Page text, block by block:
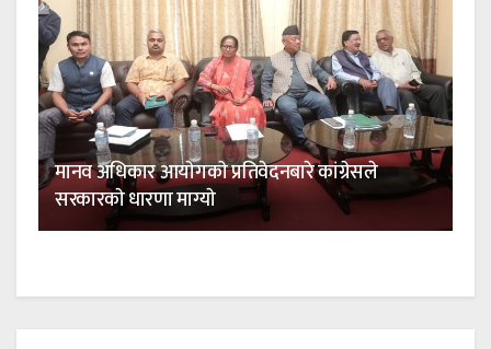
मानव अधिकार आयाेगकाे प्रतिवेदनबारे कांग्रेसले
सरकारकाे धारणा माग्याे